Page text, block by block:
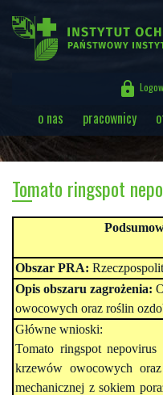

o nas pracownicy
Tomato ringspot
Obszar PRA:
Opis obszaru zagrożenia:
owocowych oraz roślin
Główne wnioski:
Tomato ringspot nepovirus
krzewów owocowych
mechanicznej z sokiem